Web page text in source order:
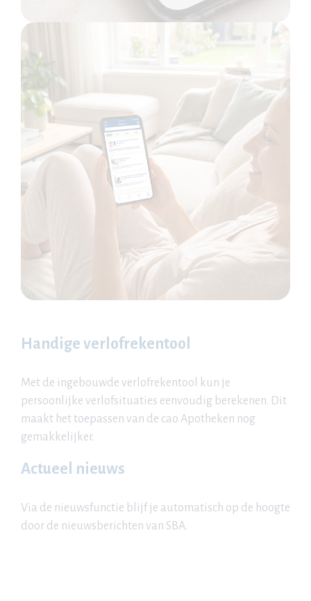
Handige verlofrekentool
Met de ingebouwde verlofrekentool kun je
persoonlijke verlofsituaties eenvoudig berekenen. Dit
maakt het toepassen van de cao Apotheken nog
gemakkelijker.
Actueel nieuws
Via de nieuwsfunctie blijf je automatisch op de hoogte
door de nieuwsberichten van SBA.